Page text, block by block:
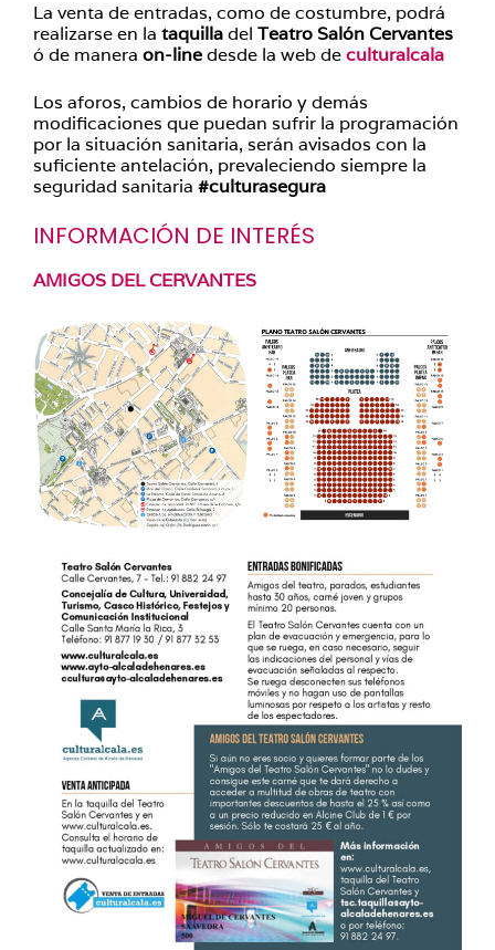
La venta de entradas, como de costumbre, podrá
realizarse en la taquilladel Teatro Salón Cervantes
ó de manera on-linedesde la web deculturalcala
Los aforos, cambios de horario y demás
modificaciones que puedan sufrir la programación
por la situación sanitaria, serán avisados con la
suficiente antelación, prevaleciendo siempre la
seguridad sanitaria #culturasegura
INFORMACIÓN DE INTERÉS
AMIGOS DEL CERVANTES